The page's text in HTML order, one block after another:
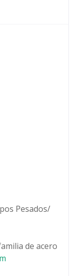
Pesados/
de acero